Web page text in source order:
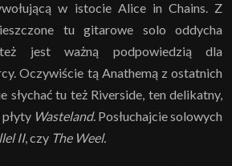
w istocie Alice in Chains. Z
tu gitarowe solo oddycha
jest ważną podpowiedzią dla
Oczywiście tą Anathemą z ostatnich
słychać tu też Riverside, ten delikatny,
Wasteland. Posłuchajcie solowych
II, czy The Weel.